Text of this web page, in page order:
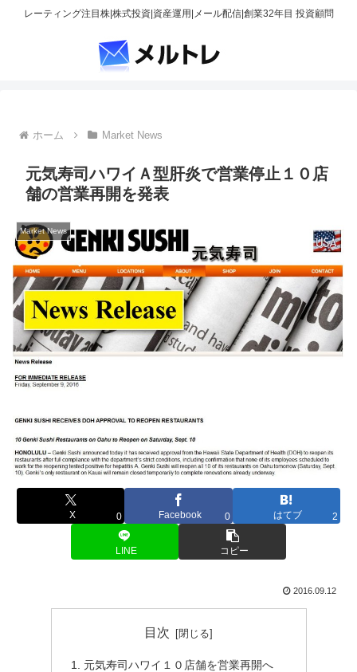
レーティング注目株|株式投資|資産運用|メール配信|創業32年目 投資顧問
ホーム Market News
元気寿司ハワイＡ型肝炎で営業停止１０店
舗の営業再開を発表
Market News
X 0 Facebook 0 はてブ 2
LINE コピー
2016.09.12
目次
元気寿司ハワイ１０店舗を営業再開へ